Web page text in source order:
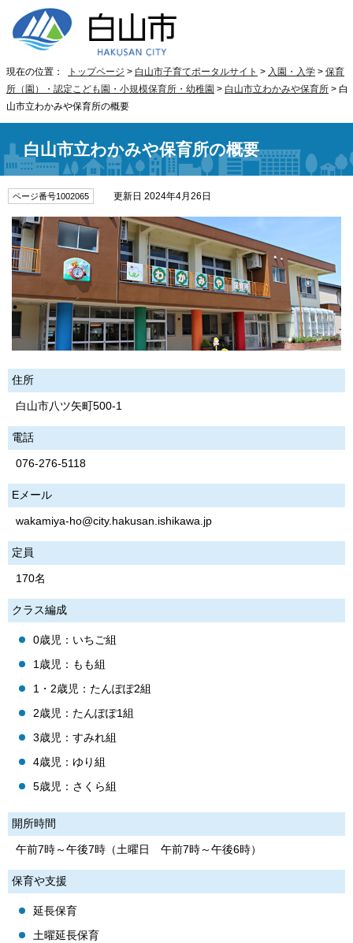
現在の位置： トップページ > 白山市子育てポータルサイト > 入園・入学 > 保育
所（園）・認定こども園・小規模保育所・幼稚園 > 白山市立わかみや保育所 > 白
山市立わかみや保育所の概要
白山市立わかみや保育所の概要
ページ番号1002065 更新日 2024年4月26日
住所
白山市八ツ矢町500-1
電話
076-276-5118
Eメール
wakamiya-ho@city.hakusan.ishikawa.jp
定員
170名
クラス編成
0歳児：いちご組
1歳児：もも組
1・2歳児：たんぽぽ2組
2歳児：たんぽぽ1組
3歳児：すみれ組
4歳児：ゆり組
5歳児：さくら組
開所時間
午前7時～午後7時（土曜日 午前7時～午後6時）
保育や支援
延長保育
土曜延長保育